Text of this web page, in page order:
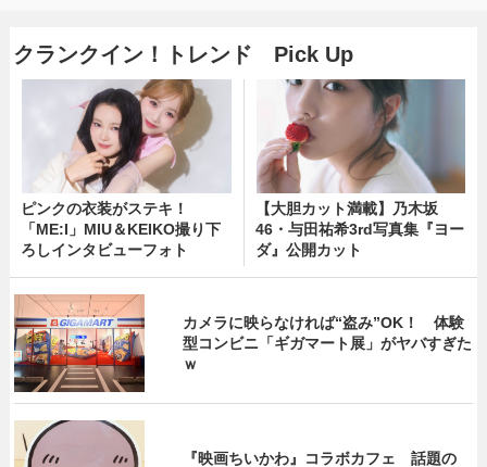
クランクイン！トレンド Pick Up
ピンクの衣装がステキ！
「ME:I」MIU＆KEIKO撮り下
ろしインタビューフォト
【大胆カット満載】乃木坂
46・与田祐希3rd写真集『ヨー
ダ』公開カット
カメラに映らなければ“盗み”OK！ 体験
型コンビニ「ギガマート展」がヤバすぎた
ｗ
『映画ちいかわ』コラボカフェ 話題の